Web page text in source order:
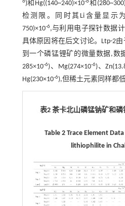
6)和Hg((140~240)×10-6和
检测限。同时其Li含量显示为
750)×10-6,与利用电子探针数据
具体原因将在后文讨论。Ltp-2
到一个磷锰锂矿的微量数据,数
285×10-6)、Mg(274×10-6)、
Hg(230×10-6),但稀土元素同样都
表2 茶卡北山磷锰钠矿和
Table 2 Trace Element
lithiophilite in